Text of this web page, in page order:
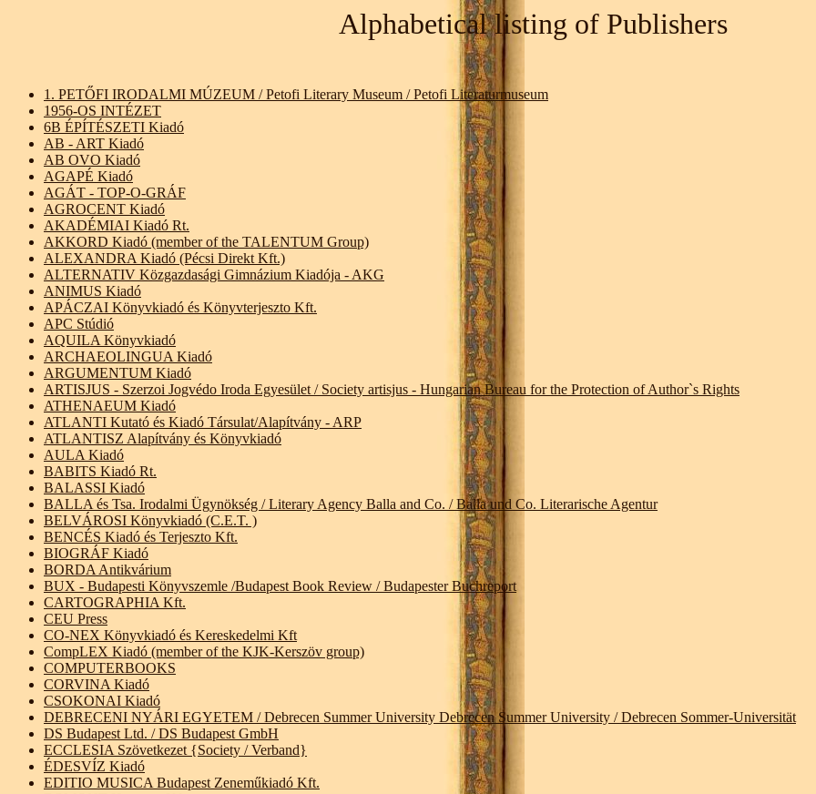
Alphabetical listing of Publishers
1. PETŐFI IRODALMI MÚZEUM / Petofi Literary Museum / Petofi Literaturmuseum
1956-OS INTÉZET
6B ÉPÍTÉSZETI Kiadó
AB - ART Kiadó
AB OVO Kiadó
AGAPÉ Kiadó
AGÁT - TOP-O-GRÁF
AGROCENT Kiadó
AKADÉMIAI Kiadó Rt.
AKKORD Kiadó (member of the TALENTUM Group)
ALEXANDRA Kiadó (Pécsi Direkt Kft.)
ALTERNATIV Közgazdasági Gimnázium Kiadója - AKG
ANIMUS Kiadó
APÁCZAI Könyvkiadó és Könyvterjeszto Kft.
APC Stúdió
AQUILA Könyvkiadó
ARCHAEOLINGUA Kiadó
ARGUMENTUM Kiadó
ARTISJUS - Szerzoi Jogvédo Iroda Egyesület / Society artisjus - Hungarian Bureau for the Protection of Author`s Rights
ATHENAEUM Kiadó
ATLANTI Kutató és Kiadó Társulat/Alapítvány - ARP
ATLANTISZ Alapítvány és Könyvkiadó
AULA Kiadó
BABITS Kiadó Rt.
BALASSI Kiadó
BALLA és Tsa. Irodalmi Ügynökség / Literary Agency Balla and Co. / Balla und Co. Literarische Agentur
BELVÁROSI Könyvkiadó (C.E.T. )
BENCÉS Kiadó és Terjeszto Kft.
BIOGRÁF Kiadó
BORDA Antikvárium
BUX - Budapesti Könyvszemle /Budapest Book Review / Budapester Buchreport
CARTOGRAPHIA Kft.
CEU Press
CO-NEX Könyvkiadó és Kereskedelmi Kft
CompLEX Kiadó (member of the KJK-Kerszöv group)
COMPUTERBOOKS
CORVINA Kiadó
CSOKONAI Kiadó
DEBRECENI NYÁRI EGYETEM / Debrecen Summer University Debrecen Summer University / Debrecen Sommer-Universität
DS Budapest Ltd. / DS Budapest GmbH
ECCLESIA Szövetkezet {Society / Verband}
ÉDESVÍZ Kiadó
EDITIO MUSICA Budapest Zeneműkiadó Kft.